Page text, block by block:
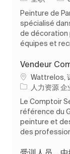
Peinture de
spécialisé
de décoration
équipes et
Vendeur
位置Wattrelos,
类别人力资源 企
Le Comptoir
référence du
peinture et
des